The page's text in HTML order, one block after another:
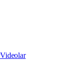
Videolar